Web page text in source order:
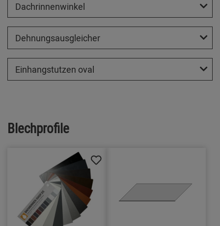
Dachrinnenwinkel
Dehnungsausgleicher
Einhangstutzen oval
Blechprofile